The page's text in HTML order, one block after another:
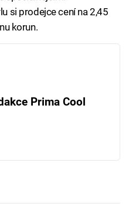
si prodejce cení na 2,45
korun.
Prima Cool